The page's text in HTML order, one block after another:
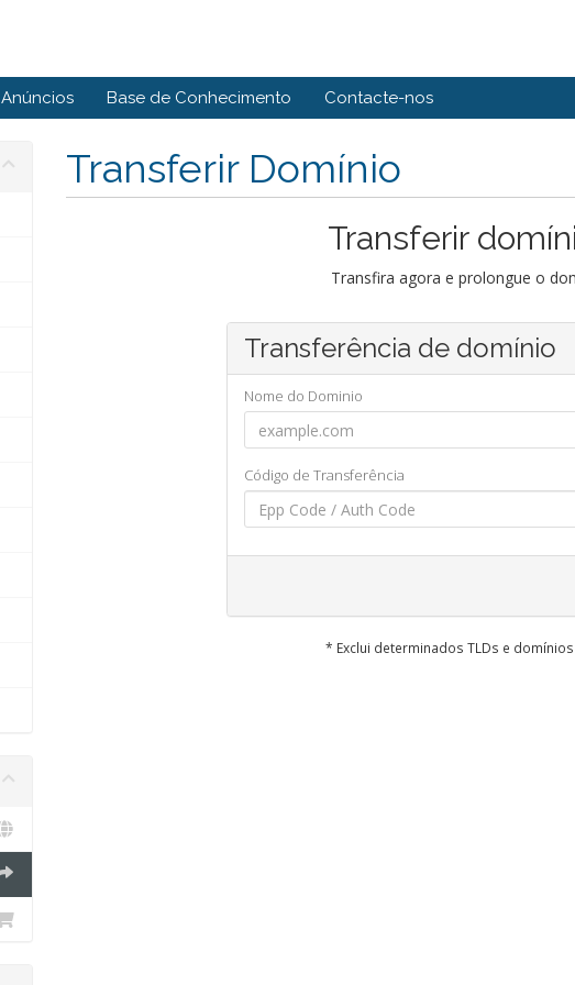
Anúncios Base de Conhecimento Contacte-nos
Transferir Domínio
Transferir
Transfira agora e prolongue o
Transferência de domínio
Nome do Dominio
Código de Transferência
* Exclui determinados TLDs e